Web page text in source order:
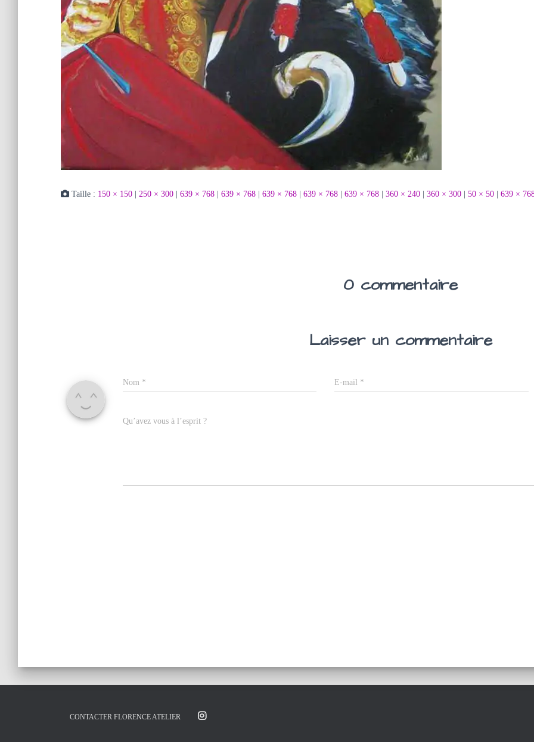
Taille : 150 × 150 250 × 300 639 × 768 639 × 768 639 × 768 639 × 768 639 × 768 360 × 240 360 × 300 50 × 50 639 ×
0 commentaire
Laisser un commentaire
Nom * E-mail *
Qu’avez vous à l’esprit ?
CONTACTER FLORENCE ATELIER